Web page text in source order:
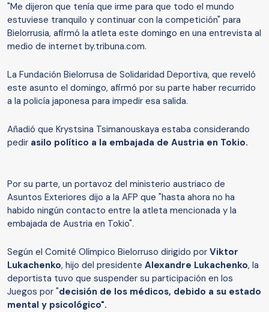
"Me dijeron que tenía que irme para que todo el mundo
estuviese tranquilo y continuar con la competición" para
Bielorrusia, afirmó la atleta este domingo en una entrevista al
medio de internet by.tribuna.com.
La Fundación Bielorrusa de Solidaridad Deportiva, que reveló
este asunto el domingo, afirmó por su parte haber recurrido
a la policía japonesa para impedir esa salida.
Añadió que Krystsina Tsimanouskaya estaba considerando
pedir asilo político a la embajada de Austria en Tokio.
Por su parte, un portavoz del ministerio austriaco de
Asuntos Exteriores dijo a la AFP que "hasta ahora no ha
habido ningún contacto entre la atleta mencionada y la
embajada de Austria en Tokio".
Según el Comité Olímpico Bielorruso dirigido por Viktor
Lukachenko, hijo del presidente Alexandre Lukachenko, la
deportista tuvo que suspender su participación en los
Juegos por "decisión de los médicos, debido a su estado
mental y psicológico".